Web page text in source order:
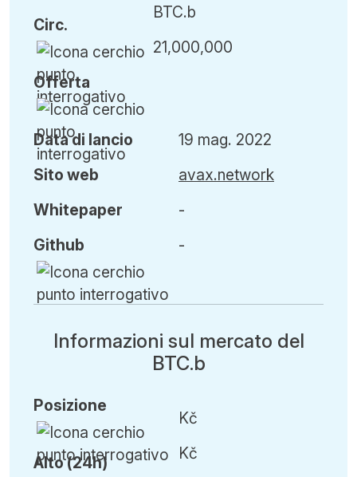
Circ.
Offerta
BTC.b
21,000,000
Data di lancio
Sito web
Whitepaper
Github
19 mag. 2022
avax.network
-
-
Informazioni sul mercato del
BTC.b
Posizione
Alto (24h)
Kč
Kč